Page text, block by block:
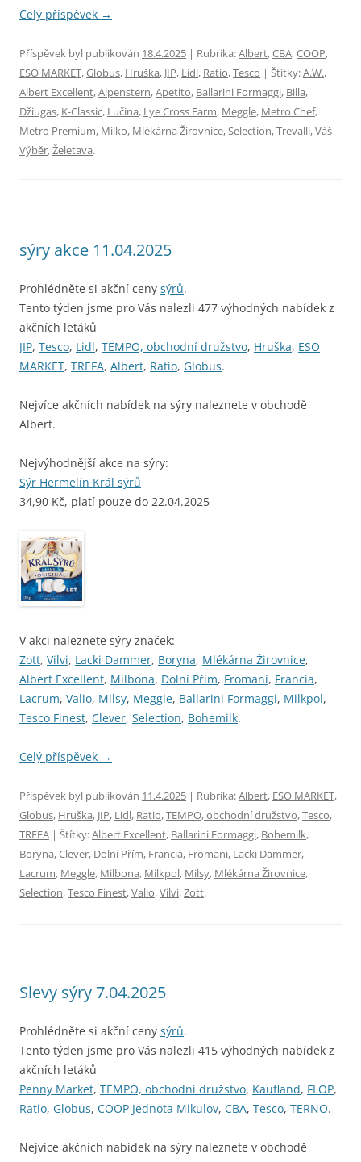
Celý příspěvek →
Příspěvek byl publikován 18.4.2025 | Rubrika:Albert,CBA,COOP,
ESO MARKET,Globus, Hruška, JIP, Lidl, Ratio,Tesco | Štítky:A.W.,
Albert Excellent,Alpenstern,Apetito, Ballarini Formaggi, Billa,
Džiugas, K-Classic, Lučina, Lye Cross Farm, Meggle, Metro Chef,
Metro Premium, Milko, Mlékárna Žirovnice,Selection,Trevalli,Váš
Výběr,Želetava.
sýry akce 11.04.2025
Prohlédněte si akční ceny sýrů.
Tento týden jsme pro Vás nalezli 477 výhodných nabídek z
akčních letáků
JIP, Tesco, Lidl, TEMPO, obchodní družstvo, Hruška, ESO
MARKET, TREFA, Albert, Ratio, Globus.
Nejvíce akčních nabídek na sýry naleznete v obchodě
Albert.
Nejvýhodnější akce na sýry:
Sýr Hermelín Král sýrů
34,90 Kč, platí pouze do 22.04.2025
V akci naleznete sýry značek:
Zott, Vilvi, Lacki Dammer, Boryna, Mlékárna Žirovnice,
Albert Excellent, Milbona, Dolní Přím, Fromani, Francia,
Lacrum, Valio, Milsy, Meggle, Ballarini Formaggi, Milkpol,
Tesco Finest, Clever, Selection, Bohemilk.
Celý příspěvek →
Příspěvek byl publikován 11.4.2025 | Rubrika:Albert, ESO MARKET,
Globus, Hruška, JIP, Lidl, Ratio,TEMPO, obchodní družstvo,Tesco,
TREFA | Štítky:Albert Excellent, Ballarini Formaggi, Bohemilk,
Boryna,Clever, Dolní Přím, Francia, Fromani, Lacki Dammer,
Lacrum, Meggle, Milbona, Milkpol, Milsy, Mlékárna Žirovnice,
Selection,Tesco Finest,Valio,Vilvi,Zott.
Slevy sýry 7.04.2025
Prohlédněte si akční ceny sýrů.
Tento týden jsme pro Vás nalezli 415 výhodných nabídek z
akčních letáků
Penny Market, TEMPO, obchodní družstvo, Kaufland, FLOP,
Ratio, Globus, COOP Jednota Mikulov, CBA, Tesco, TERNO.
Nejvíce akčních nabídek na sýry naleznete v obchodě